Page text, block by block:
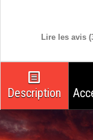
Lire les avis (
Description